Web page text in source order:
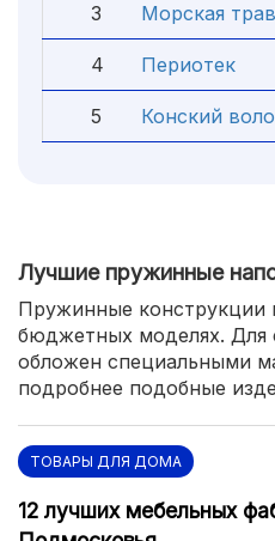
3 Морская
4 Периотек
5 Конский
Лучшие пружинные
Пружинные конструкции
бюджетных моделях. Для
обложен специальными
подробнее подобные
ТОВАРЫ ДЛЯ ДОМА
12 лучших мебельных